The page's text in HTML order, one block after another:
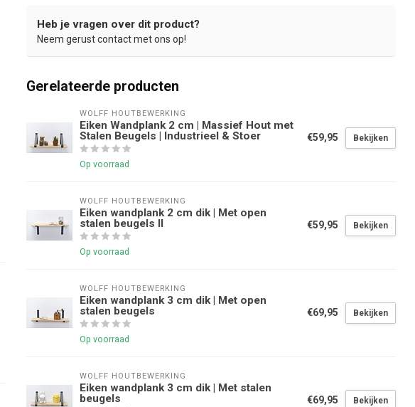
Heb je vragen over dit product?
Neem gerust contact met ons op!
Gerelateerde producten
WOLFF HOUTBEWERKING
Eiken Wandplank 2 cm | Massief Hout met
Stalen Beugels | Industrieel & Stoer
Op voorraad
€59,95 Bekijken
WOLFF HOUTBEWERKING
Eiken wandplank 2 cm dik | Met open
stalen beugels II
Op voorraad
€59,95 Bekijken
WOLFF HOUTBEWERKING
Eiken wandplank 3 cm dik | Met open
stalen beugels
Op voorraad
€69,95 Bekijken
WOLFF HOUTBEWERKING
Eiken wandplank 3 cm dik | Met stalen
beugels
€69,95 Bekijken